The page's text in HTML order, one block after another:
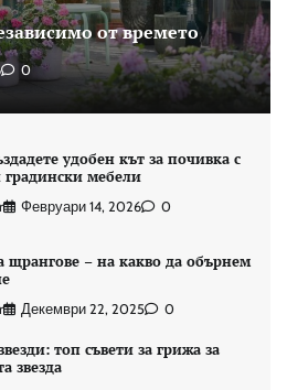
от времето
0
удобен кът за почивка с
мебели
Февруари 14, 2026 0
щрангове – на какво да обърнем
Декември 22, 2025 0
топ съвети за грижа за
звезда